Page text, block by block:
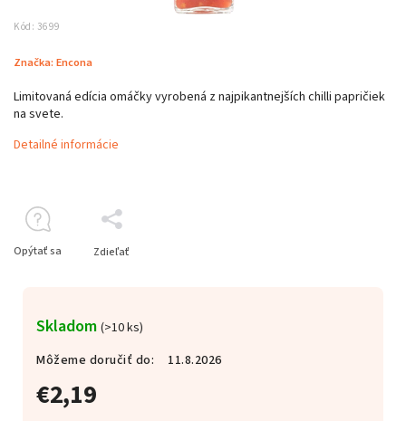
Kód: 3699
Značka: Encona
€2,19
Skladom (>10 ks)
Môžeme doručiť do:
11.8.2026
Limitovaná edícia omáčky vyrobená z najpikantnejších chilli papričiek
na svete.
Detailné informácie
Opýtať sa Zdieľať